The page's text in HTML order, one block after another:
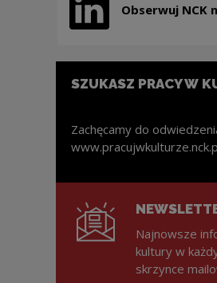
Obserwuj NCK
Uwaga, link zostanie
SZUKASZ PRACY W
Zachęcamy do
Najnowsze
kultury w
skrzynce